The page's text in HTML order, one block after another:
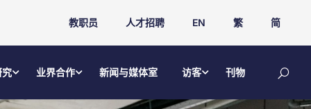
教职员 人才招聘 EN 繁 简
究 业界合作 新闻与媒体室 访客 刊物